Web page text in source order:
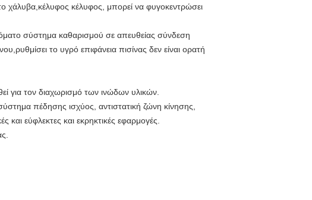
χάλυβα,κέλυφος κέλυφος, μπορεί να φυγοκεντρώσει
σύστημα καθαρισμού σε απευθείας σύνδεση
το υγρό επιφάνεια πισίνας δεν είναι ορατή
για τον διαχωρισμό των ινώδων υλικών.
πέδησης ισχύος, αντιστατική ζώνη κίνησης,
εύφλεκτες και εκρηκτικές εφαρμογές.